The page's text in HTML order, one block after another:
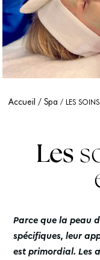
Accueil Spa LES
Les
Parce que la peau
spécifiques, leur
est primordial. Les